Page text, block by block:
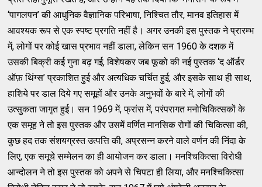
‘पागलपन’ की आधुनिक वैज्ञानिक परिभाषा, निश्चित तौर, मानव इतिहास में
आवश्यक रूप से एक स्पष्ट प्रगति नहीं है। अगर उनकी इस पुस्तक ने प्रारम्भ
में, लोगों पर कोई खास प्रभाव नहीं डाला, लेकिन सन 1960 के दशक में
उसकी बिक्री कई गुना बढ़ गई, विशेषकर जब फूको की नई पुस्तक ‘द ऑर्डर
ऑफ़ थिंग्स’ प्रकाशित हुई और अत्यधिक चर्चित हुई, और इसके साथ ही साथ,
हाशिये पर डाल दिये गए समूहों और उनके अनुभवों के बारे में, लोगों की
उत्सुकता जागृत हुई। सन 1969 में, फ्रांस में, परंपरागत मनोचिकित्सकों के
एक समूह ने तो इस पुस्तक और उसमें वर्णित मानसिक रोगों की चिकित्सा की,
कुछ हद तक संशयग्रस्त उत्पत्ति की, अप्रसन्न करने वाले वर्णन की निंदा के
लिए, एक समूचे सम्मेलन का ही आयोजन कर डाला। मनश्चिकित्सा विरोधी
आन्दोलन ने तो इस पुस्तक को अपने से चिपटा ही लिया, और मनश्चिकित्सा